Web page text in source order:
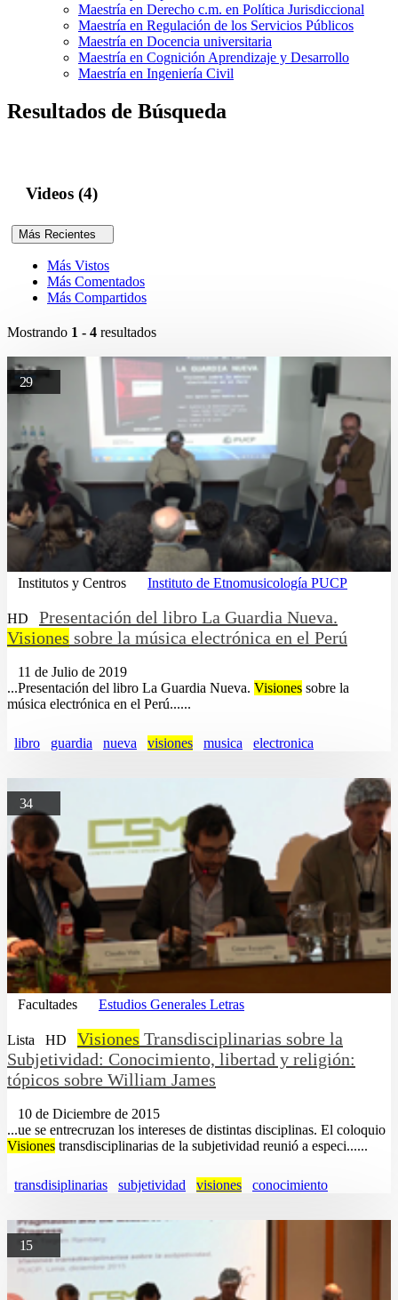
Maestría en Derecho c.m. en Política Jurisdiccional
Maestría en Regulación de los Servicios Públicos
Maestría en Docencia universitaria
Maestría en Cognición Aprendizaje y Desarrollo
Maestría en Ingeniería Civil
Resultados de Búsqueda
Videos (4)
Más Recientes
Más Vistos
Más Comentados
Más Compartidos
Mostrando 1 - 4 resultados
29
Institutos y Centros Instituto de Etnomusicología PUCP
HD
Presentación del libro La Guardia Nueva.
Visiones sobre la música electrónica en el Perú
11 de Julio de 2019
...Presentación del libro La Guardia Nueva. Visiones sobre la
música electrónica en el Perú......
libro guardia nueva visiones musica electronica
34
Facultades Estudios Generales Letras
Lista HD Visiones Transdisciplinarias sobre la
Subjetividad: Conocimiento, libertad y religión:
tópicos sobre William James
10 de Diciembre de 2015
...ue se entrecruzan los intereses de distintas disciplinas. El coloquio
Visiones transdisciplinarias de la subjetividad reunió a especi......
transdisiplinarias subjetividad visiones conocimiento
15